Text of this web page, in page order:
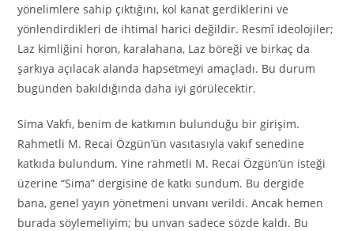
yönelimlere sahip çıktığını, kol kanat gerdiklerini ve
yönlendirdikleri de ihtimal harici değildir. Resmî ideolojiler;
Laz kimliğini horon, karalahana, Laz böreği ve birkaç da
şarkıya açılacak alanda hapsetmeyi amaçladı. Bu durum
bugünden bakıldığında daha iyi görülecektir.
Sima Vakfı, benim de katkımın bulunduğu bir girişim.
Rahmetli M. Recai Özgün’ün vasıtasıyla vakıf senedine
katkıda bulundum. Yine rahmetli M. Recai Özgün’ün isteği
üzerine “Sima” dergisine de katkı sundum. Bu dergide
bana, genel yayın yönetmeni unvanı verildi. Ancak hemen
burada söylemeliyim; bu unvan sadece sözde kaldı. Bu